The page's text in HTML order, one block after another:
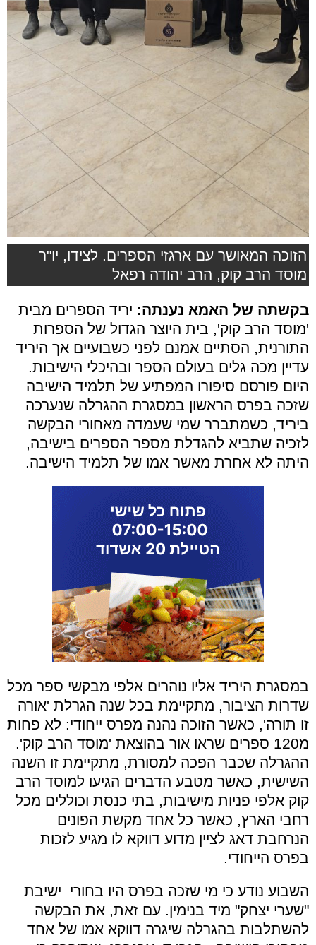
הזוכה המאושר עם ארגזי הספרים. לצידו, יו"ר
מוסד הרב קוק, הרב יהודה רפאל
בקשתה של האמא נענתה: יריד הספרים מבית
'מוסד הרב קוק', בית היוצר הגדול של הספרות
התורנית, הסתיים אמנם לפני כשבועיים אך היריד
עדיין מכה גלים בעולם הספר ובהיכלי הישיבות.
היום פורסם סיפורו המפתיע של תלמיד הישיבה
שזכה בפרס הראשון במסגרת ההגרלה שנערכה
ביריד, כשמתברר שמי שעמדה מאחורי הבקשה
לזכיה שתביא להגדלת מספר הספרים בישיבה,
היתה לא אחרת מאשר אמו של תלמיד הישיבה.
במסגרת היריד אליו נוהרים אלפי מבקשי ספר מכל
שדרות הציבור, מתקיימת בכל שנה הגרלת 'אורה
זו תורה', כאשר הזוכה נהנה מפרס ייחודי: לא פחות
מ120 ספרים שראו אור בהוצאת 'מוסד הרב קוק'.
ההגרלה שכבר הפכה למסורת, מתקיימת זו השנה
השישית, כאשר מטבע הדברים הגיעו למוסד הרב
קוק אלפי פניות מישיבות, בתי כנסת וכוללים מכל
רחבי הארץ, כאשר כל אחד מקשת הפונים
הנרחבת דאג לציין מדוע דווקא לו מגיע לזכות
בפרס הייחודי.
השבוע נודע כי מי שזכה בפרס היו בחורי ישיבת
"שערי יצחק" מיד בנימין. עם זאת, את הבקשה
להשתלבות בהגרלה שיגרה דווקא אמו של אחד